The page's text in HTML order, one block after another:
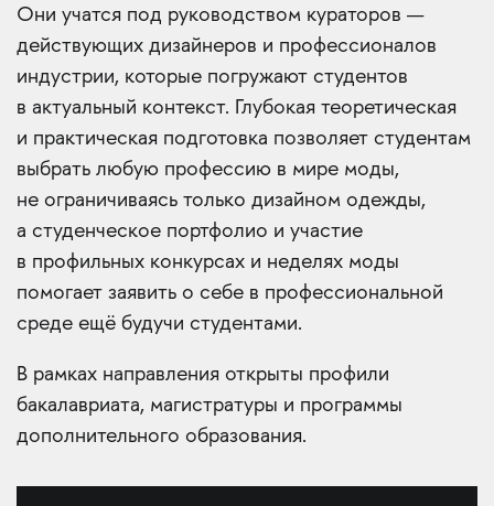
Они учатся под руководством кураторов —
действующих дизайнеров и профессионалов
индустрии, которые погружают студентов
в актуальный контекст. Глубокая теоретическая
и практическая подготовка позволяет студентам
выбрать любую профессию в мире моды,
не ограничиваясь только дизайном одежды,
а студенческое портфолио и участие
в профильных конкурсах и неделях моды
помогает заявить о себе в профессиональной
среде ещё будучи студентами.
В рамках направления открыты профили
бакалавриата, магистратуры и программы
дополнительного образования.